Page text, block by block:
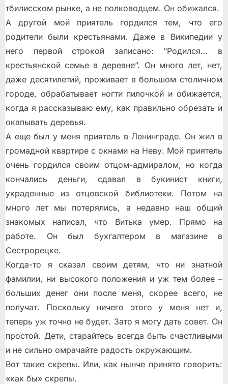
тбилисском рынке, а не полководцем. Он обижался.
А другой мой приятель гордился тем, что его
родители были крестьянами. Даже в Википедии у
него первой строкой записано: “Родился… в
крестьянской семье в деревне”. Он много лет, нет,
даже десятилетий, проживает в большом столичном
городе, обрабатывает ногти пилочкой и обижается,
когда я рассказываю ему, как правильно обрезать и
окапывать деревья.
А еще был у меня приятель в Ленинграде. Он жил в
громадной квартире с окнами на Неву. Мой приятель
очень гордился своим отцом-адмиралом, но когда
кончались деньги, сдавал в букинист книги,
украденные из отцовской библиотеки. Потом на
много лет мы потерялись, а недавно наш общий
знакомых написал, что Витька умер. Прямо на
работе. Он был бухгалтером в магазине в
Сестрорецке.
Когда-то я сказал своим детям, что ни знатной
фамилии, ни высокого положения и уж тем более –
больших денег они после меня, скорее всего, не
получат. Поскольку ничего этого у меня нет и,
теперь уж точно не будет. Зато я могу дать совет. Он
простой. Дети, старайтесь всегда быть счастливыми
и не сильно омрачайте радость окружающим.
Вот такие скрепы. Или, как нынче принято говорить:
«как бы» скрепы.